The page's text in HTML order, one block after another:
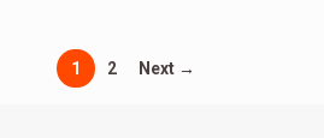
1 2 Next →